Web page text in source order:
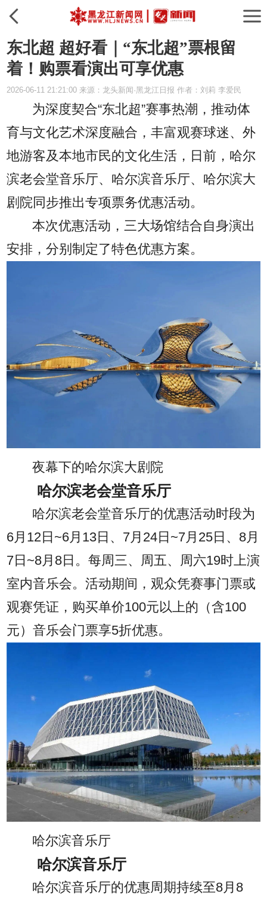
东北超 超好看｜“东北超”票根留
着！购票看演出可享优惠
2026-06-11 21:21:00 来源：龙头新闻·黑龙江日报 作者：刘莉 李爱民
为深度契合“东北超”赛事热潮，推动体
育与文化艺术深度融合，丰富观赛球迷、外
地游客及本地市民的文化生活，日前，哈尔
滨老会堂音乐厅、哈尔滨音乐厅、哈尔滨大
剧院同步推出专项票务优惠活动。
本次优惠活动，三大场馆结合自身演出
安排，分别制定了特色优惠方案。
夜幕下的哈尔滨大剧院
哈尔滨老会堂音乐厅
哈尔滨老会堂音乐厅的优惠活动时段为
6月12日~6月13日、7月24日~7月25日、8月
7日~8月8日。每周三、周五、周六19时上演
室内音乐会。活动期间，观众凭赛事门票或
观赛凭证，购买单价100元以上的（含100
元）音乐会门票享5折优惠。
哈尔滨音乐厅
哈尔滨音乐厅
哈尔滨音乐厅的优惠周期持续至8月8